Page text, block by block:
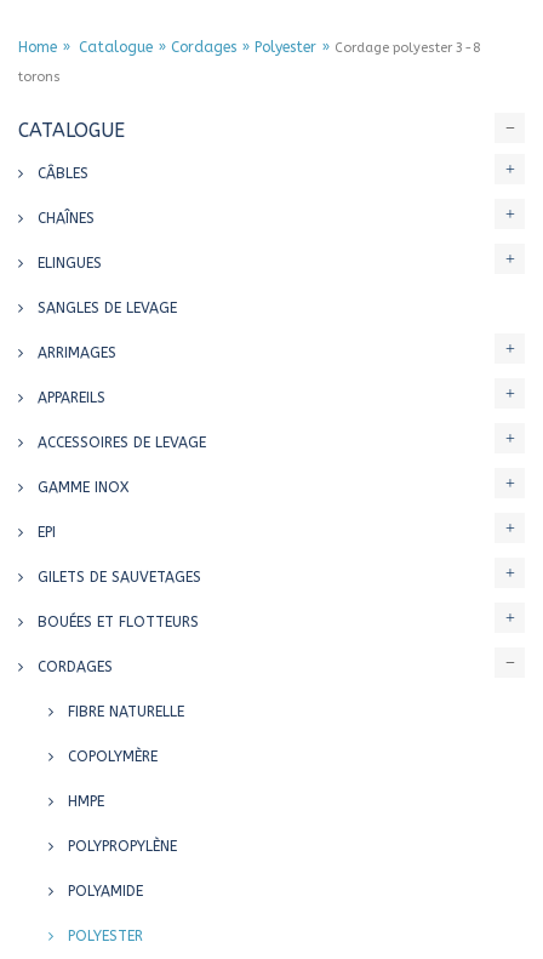
Home Catalogue Cordages Polyester
Cordage polyester 3-8
torons
CATALOGUE
CÂBLES
CHAÎNES
ELINGUES
SANGLES DE LEVAGE
ARRIMAGES
APPAREILS
ACCESSOIRES DE LEVAGE
GAMME INOX
EPI
GILETS DE SAUVETAGES
BOUÉES ET FLOTTEURS
CORDAGES
FIBRE NATURELLE
COPOLYMÈRE
HMPE
POLYPROPYLÈNE
POLYAMIDE
POLYESTER